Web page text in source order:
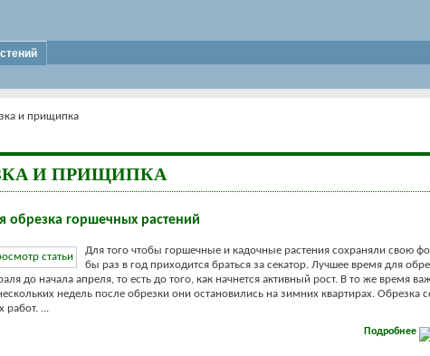
и прищипка
И ПРИЩИПКА
обрезка горшечных растений
Для того чтобы горшечные и кадочные растения сохраняли свою
бы раз в год приходится браться за секатор. Лучшее время для
до начала апреля, то есть до того, как начнется активный рост. В то же время
недель после обрезки они остановились на зимних квартирах. Обрезка
...
Подробнее